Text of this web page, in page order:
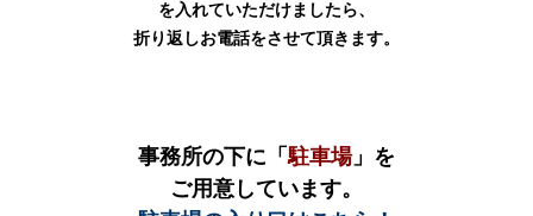
を入れていただけましたら、
折り返しお電話をさせて頂きます。
事務所の下に「駐車場」を
ご用意しています。